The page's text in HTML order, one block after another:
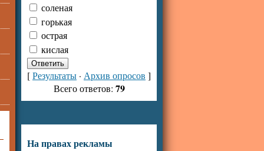
соленая
горькая
острая
кислая
[Результаты · Архив опросов ]
Всего ответов: 79
На правах рекламы